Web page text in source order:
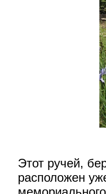
Этот ручей,
расположен